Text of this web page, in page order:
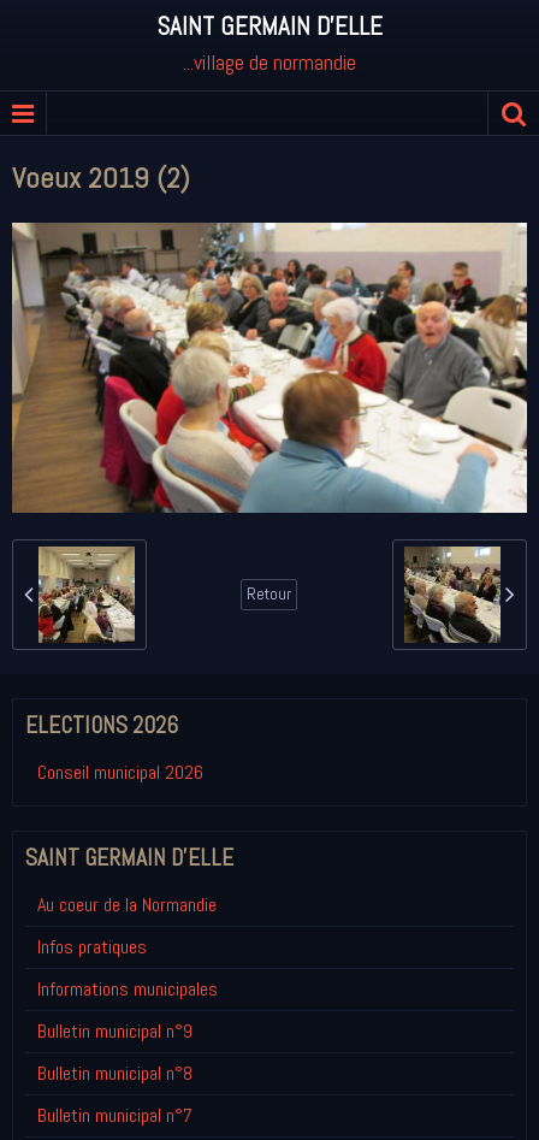
SAINT GERMAIN D'ELLE
...village de normandie
Voeux 2019 (2)
Retour
ELECTIONS 2026
Conseil municipal 2026
SAINT GERMAIN D'ELLE
Au coeur de la Normandie
Infos pratiques
Informations municipales
Bulletin municipal n°9
Bulletin municipal n°8
Bulletin municipal n°7